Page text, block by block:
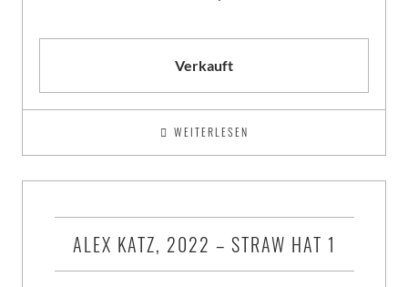
Verkauft
WEITERLESEN
ALEX KATZ, 2022 – STRAW HAT 1